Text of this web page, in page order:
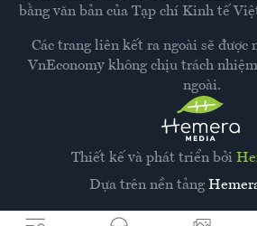
Thiết kế và phát triển bởi
Dựa trên nền tảng
bằng văn bản của Tạp chí Kinh tế
Các trang liên kết ra ngoài sẽ được
VnEconomy không chịu trách
ngoài.